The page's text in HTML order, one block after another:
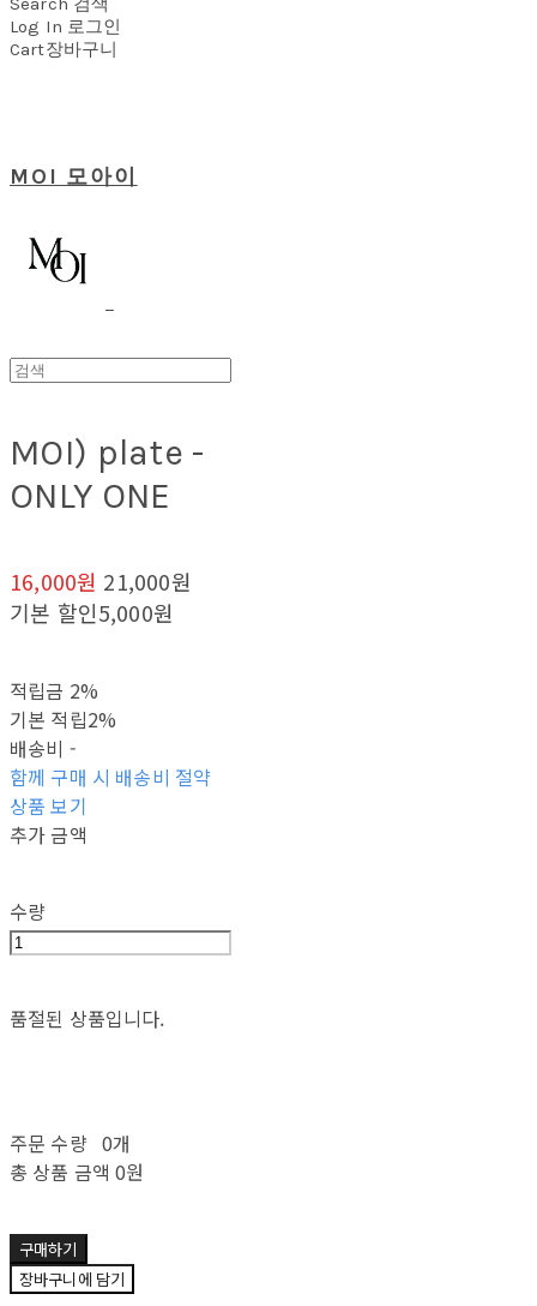
Log In 로그인
Cart장바구니
MOI 모아이
MOI) plate -
ONLY ONE
16,000원 21,000원
기본 할인5,000원
적립금 2%
기본 적립2%
배송비 -
함께 구매 시 배송비 절약
상품 보기
추가 금액
수량
품절된 상품입니다.
주문 수량 0개
총 상품 금액 0원
구매하기
장바구니에 담기